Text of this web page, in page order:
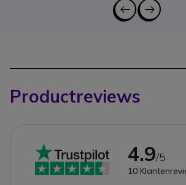
Productreviews
4.9/5
10